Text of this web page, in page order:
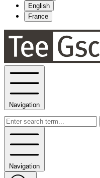
English
France
Navigation
Navigation